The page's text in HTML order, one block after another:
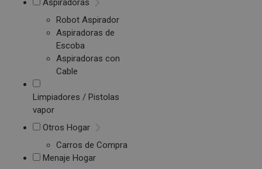
Robot Aspirador
Aspiradoras de
Escoba
Aspiradoras con
Cable
Limpiadores / Pistolas
vapor
Otros Hogar
Carros de Compra
Menaje Hogar